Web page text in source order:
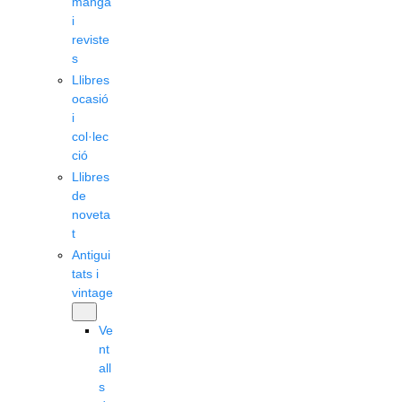
i
reviste
s
Llibres
ocasió
i
col·lec
ció
Llibres
de
noveta
t
Antigui
tats i
vintage
Ve
nt
all
s